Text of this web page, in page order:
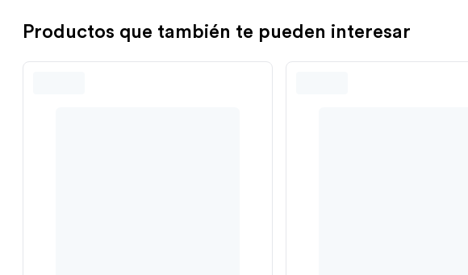
Productos que también te pueden interesar